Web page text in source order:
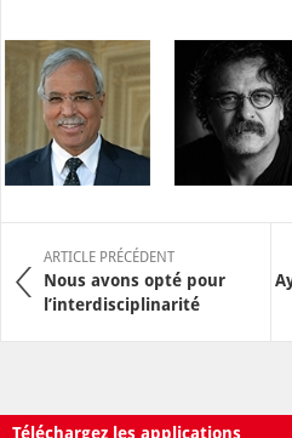
ARTICLE PRÉCÉDENT
Nous avons opté pour
l’interdisciplinarité
Téléchargez les applications